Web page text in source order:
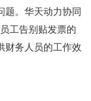
。华天动力协同
工告别贴发票的
财务人员的工作效